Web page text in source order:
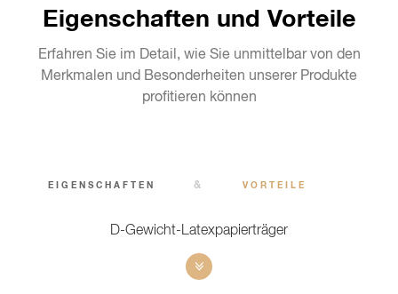
Eigenschaften und Vorteile
Erfahren Sie im Detail, wie Sie unmittelbar von den
Merkmalen und Besonderheiten unserer Produkte
profitieren können
EIGENSCHAFTEN & VORTEILE
D-Gewicht-Latexpapierträger